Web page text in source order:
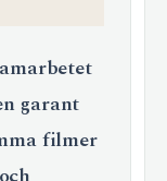
garant
filmer